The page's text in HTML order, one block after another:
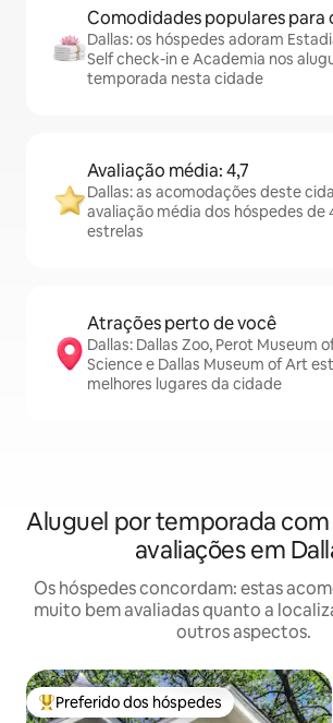
Comodidades populares para
Dallas: os hóspedes adoram
Self check-in e Academia nos
temporada nesta cidade
Avaliação média: 4,7
Dallas: as acomodações deste
avaliação média dos hóspedes de
estrelas
Atrações perto de você
Dallas: Dallas Zoo, Perot Museum
Science e Dallas Museum of Art
melhores lugares da cidade
Aluguel por temporada com
avaliações em
Os hóspedes concordam: estas
muito bem avaliadas quanto a
outros aspectos.
Entre os melhores preferidos dos hóspedes
Preferido dos hóspedes